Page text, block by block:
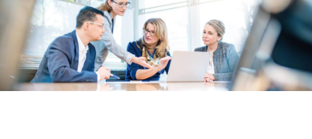
Service